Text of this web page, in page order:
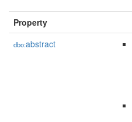
Property
dbo:abstract